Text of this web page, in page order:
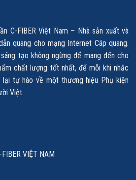
C-FIBER Việt Nam – Nhà sản xuất và
quang cho mạng Internet Cáp quang.
tạo không ngừng để mang đến cho
chất lượng tốt nhất, để mỗi khi nhắc
lại tự hào về một thương hiệu Phụ kiện
Việt.
VIỆT NAM